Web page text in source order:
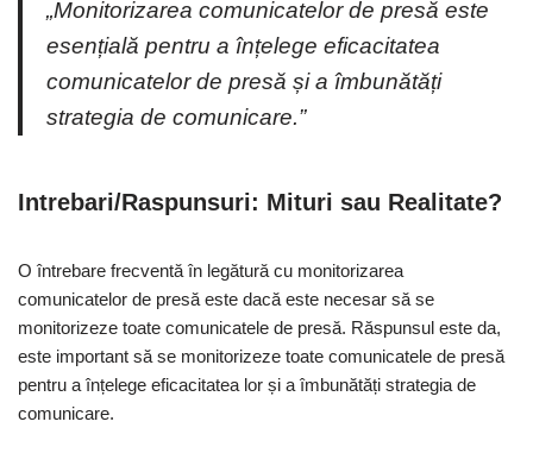
„Monitorizarea comunicatelor de presă este
esențială pentru a înțelege eficacitatea
comunicatelor de presă și a îmbunătăți
strategia de comunicare.”
Intrebari/Raspunsuri: Mituri sau Realitate?
O întrebare frecventă în legătură cu monitorizarea
comunicatelor de presă este dacă este necesar să se
monitorizeze toate comunicatele de presă. Răspunsul este da,
este important să se monitorizeze toate comunicatele de presă
pentru a înțelege eficacitatea lor și a îmbunătăți strategia de
comunicare.